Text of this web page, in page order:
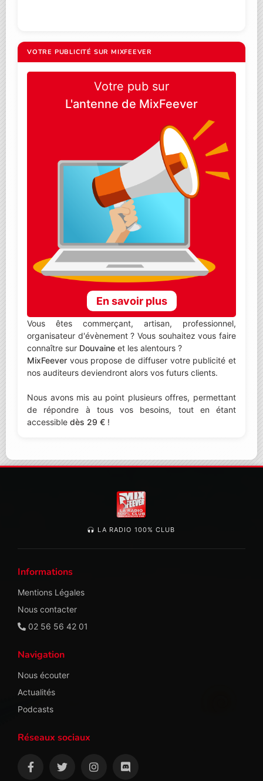
VOTRE PUBLICITÉ SUR MIXFEEVER
Votre pub sur
L'antenne de MixFeever
En savoir plus
Vous êtes commerçant, artisan, professionnel,
organisateur d'évènement ? Vous souhaitez vous faire
connaître sur Douvaine et les alentours ?
MixFeever vous propose de diffuser votre publicité et
nos auditeurs deviendront alors vos futurs clients.
Nous avons mis au point plusieurs offres, permettant
de répondre à tous vos besoins, tout en étant
accessible dès 29 € !
LA RADIO 100% CLUB
Informations
Mentions Légales
Nous contacter
02 56 56 42 01
Navigation
Nous écouter
Actualités
Podcasts
Réseaux sociaux